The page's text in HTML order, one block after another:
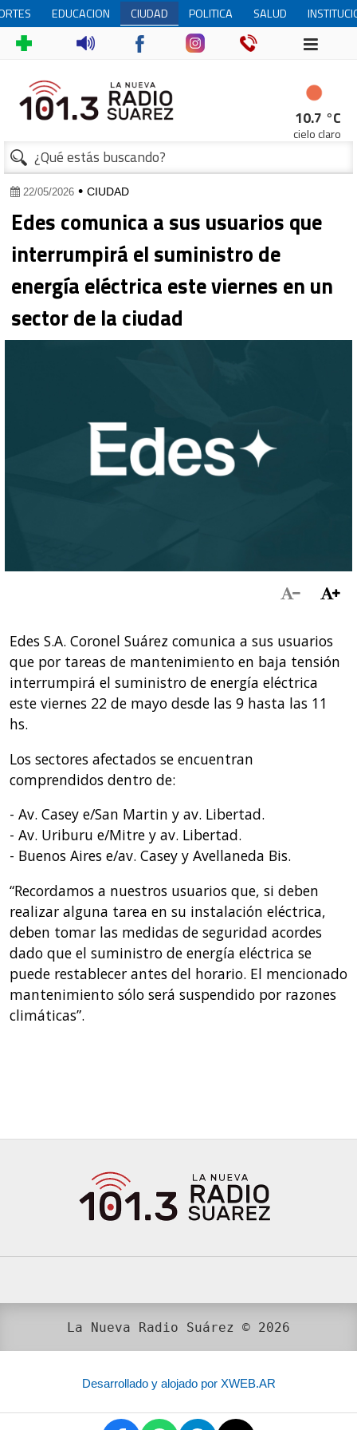
EDUCACION CIUDAD POLITICA SALUD
10.7 °C
cielo claro
22/05/2026• CIUDAD
Edes comunica a sus usuarios que
interrumpirá el suministro de
energía eléctrica este viernes en un
sector de la ciudad
Edes S.A. Coronel Suárez comunica a sus usuarios
que por tareas de mantenimiento en baja tensión
interrumpirá el suministro de energía eléctrica
este viernes 22 de mayo desde las 9 hasta las 11
hs.
Los sectores afectados se encuentran
comprendidos dentro de:
- Av. Casey e/San Martin y av. Libertad.
- Av. Uriburu e/Mitre y av. Libertad.
- Buenos Aires e/av. Casey y Avellaneda Bis.
“Recordamos a nuestros usuarios que, si deben
realizar alguna tarea en su instalación eléctrica,
deben tomar las medidas de seguridad acordes
dado que el suministro de energía eléctrica se
puede restablecer antes del horario. El mencionado
mantenimiento sólo será suspendido por razones
climáticas”.
La Nueva Radio Suárez © 2026
Desarrollado y alojado por XWEB.AR